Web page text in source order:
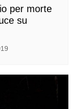
per morte
su